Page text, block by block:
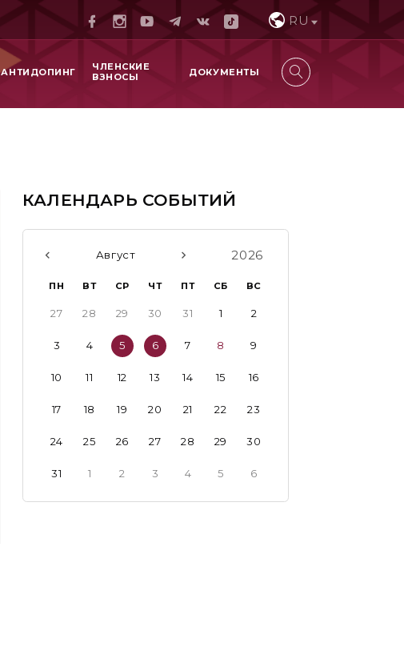
RU
АНТИДОПИНГ
ЧЛЕНСКИЕ
ВЗНОСЫ
ДОКУМЕНТЫ
КАЛЕНДАРЬ СОБЫТИЙ
Август 2026
ПН ВТ СР ЧТ ПТ СБ ВС
27 28 29 30 31 1 2
3 4 5 6 7 8 9
10 11 12 13 14 15 16
17 18 19 20 21 22 23
24 25 26 27 28 29 30
31 1 2 3 4 5 6